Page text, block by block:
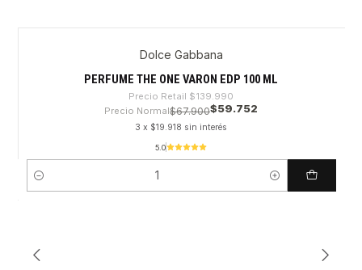
Dolce Gabbana
PERFUME THE ONE VARON EDP 100 ML
Precio Retail $139.990
Precio Normal$67.900$59.752
3 x $19.918 sin interés
5.0
Cantidad